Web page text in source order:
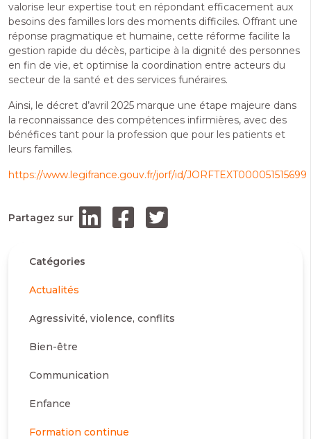
valorise leur expertise tout en répondant efficacement aux
besoins des familles lors des moments difficiles. Offrant une
réponse pragmatique et humaine, cette réforme facilite la
gestion rapide du décès, participe à la dignité des personnes
en fin de vie, et optimise la coordination entre acteurs du
secteur de la santé et des services funéraires.
Ainsi, le décret d’avril 2025 marque une étape majeure dans
la reconnaissance des compétences infirmières, avec des
bénéfices tant pour la profession que pour les patients et
leurs familles.
https://www.legifrance.gouv.fr/jorf/id/JORFTEXT000051515699
Partagez sur
Catégories
Actualités
Agressivité, violence, conflits
Bien-être
Communication
Enfance
Formation continue